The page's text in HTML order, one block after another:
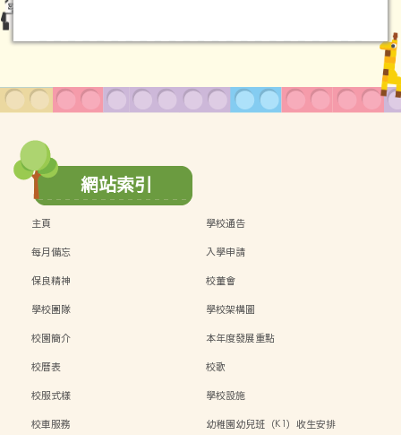
網站索引
主頁
學校通告
每月備忘
入學申請
保良精神
校董會
學校團隊
學校架構圖
校園簡介
本年度發展重點
校曆表
校歌
校服式樣
學校設施
校車服務
幼稚園幼兒班（K1）收生安排